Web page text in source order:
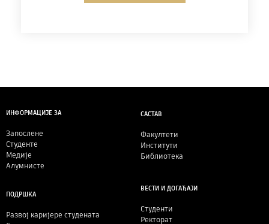
ИНФОРМАЦИЈЕ ЗА
Запослене
Студенте
Медије
Алумнисте
САСТАВ
Факултети
Институти
Библиотека
ПОДРШКА
Развој каријере студената
ВЕСТИ И ДОГАЂАЈИ
Студенти
Ректорат